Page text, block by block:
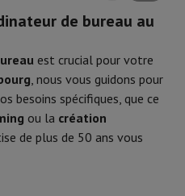
de bureau au
est crucial pour votre
, nous vous guidons pour
besoins spécifiques, que ce
ou la création
de plus de 50 ans vous